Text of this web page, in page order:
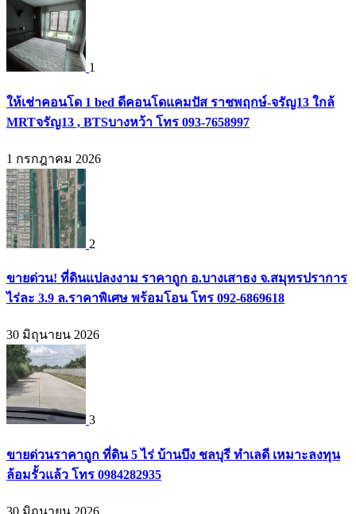
1
ให้เช่าคอนโด 1 bed ดีคอนโดแคมปัส ราชพฤกษ์-จรัญ13 ใกล้
MRTจรัญ13 , BTSบางหว้า โทร 093-7658997
1 กรกฎาคม 2026
2
ขายด่วน! ที่ดินแปลงงาม ราคาถูก อ.บางเสาธง จ.สมุทรปราการ
ไร่ละ 3.9 ล.ราคาพิเศษ พร้อมโอน โทร 092-6869618
30 มิถุนายน 2026
3
ขายด่วนราคาถูก ที่ดิน 5 ไร่ บ้านบึง ชลบุรี ทำเลดี เหมาะลงทุน
ล้อมรั้วแล้ว โทร 0984282935
30 มิถุนายน 2026